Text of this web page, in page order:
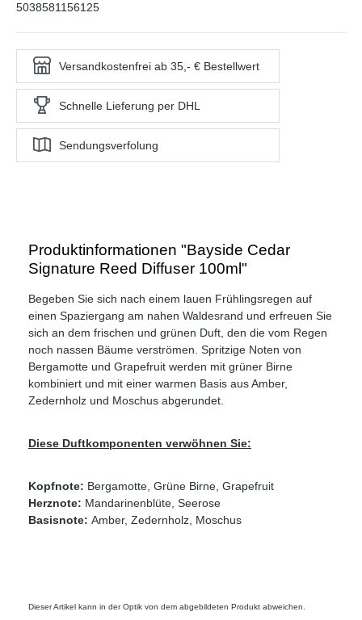
5038581156125
Versandkostenfrei ab 35,- € Bestellwert
Schnelle Lieferung per DHL
Sendungsverfolung
Produktinformationen "Bayside Cedar
Signature Reed Diffuser 100ml"
Begeben Sie sich nach einem lauen Frühlingsregen auf
einen Spaziergang am nahen Waldesrand und erfreuen Sie
sich an dem frischen und grünen Duft, den die vom Regen
noch nassen Bäume verströmen. Spritzige Noten von
Bergamotte und Grapefruit werden mit grüner Birne
kombiniert und mit einer warmen Basis aus Amber,
Zedernholz und Moschus abgerundet.
Diese Duftkomponenten verwöhnen Sie:
Kopfnote: Bergamotte, Grüne Birne, Grapefruit
Herznote: Mandarinenblüte, Seerose
Basisnote: Amber, Zedernholz, Moschus
Dieser Artikel kann in der Optik von dem abgebildeten Produkt abweichen.